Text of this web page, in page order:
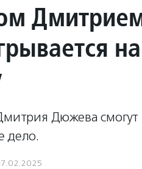
Дюжева смогут
дело.